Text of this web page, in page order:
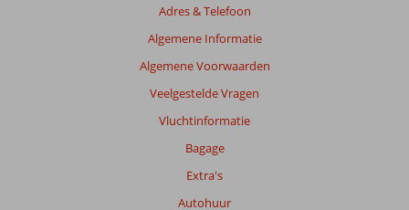
Adres & Telefoon
Algemene Informatie
Algemene Voorwaarden
Veelgestelde Vragen
Vluchtinformatie
Bagage
Extra's
Autohuur